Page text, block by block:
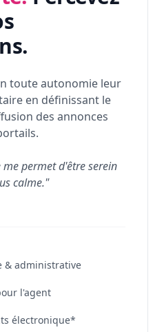
toute autonomie leur
en définissant le
des annonces
permet d'être serein
calme."
& administrative
l'agent
électronique*